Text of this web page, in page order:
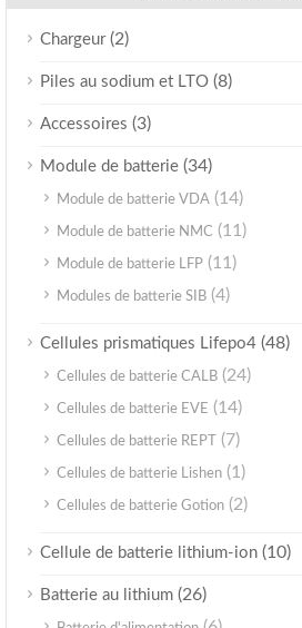
Chargeur(2)
Piles au sodium et LTO (8)
Accessoires (3)
Module de batterie (34)
Module de batterie VDA (14)
Module de batterie NMC (11)
Module de batterie LFP (11)
Modules de batterie SIB (4)
Cellules prismatiques Lifepo4 (48)
Cellules de batterie CALB (24)
Cellules de batterie EVE (14)
Cellules de batterie REPT (7)
Cellules de batterie Lishen (1)
Cellules de batterie Gotion (2)
Cellule de batterie lithium-ion (10)
Batterie au lithium (26)